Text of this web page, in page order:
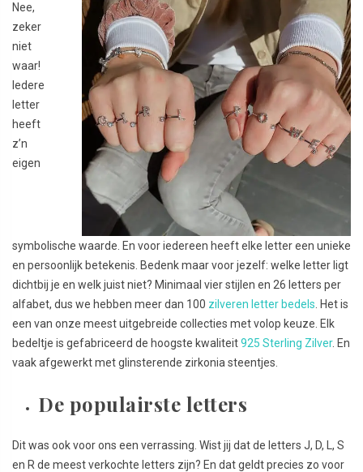
Nee,
zeker
niet
waar!
Iedere
letter
heeft
z’n
eigen
symbolische waarde. En voor iedereen heeft elke letter een unieke
en persoonlijk betekenis. Bedenk maar voor jezelf: welke letter ligt
dichtbij je en welk juist niet? Minimaal vier stijlen en 26 letters per
alfabet, dus we hebben meer dan 100 zilveren letter bedels . Het is
een van onze meest uitgebreide collecties met volop keuze. Elk
bedeltje is gefabriceerd de hoogste kwaliteit925 Sterling Zilver. En
vaak afgewerkt met glinsterende zirkonia steentjes.
De populairste letters
Dit was ook voor ons een verrassing. Wist jij dat de letters J, D, L, S
en R de meest verkochte letters zijn? En dat geldt precies zo voor